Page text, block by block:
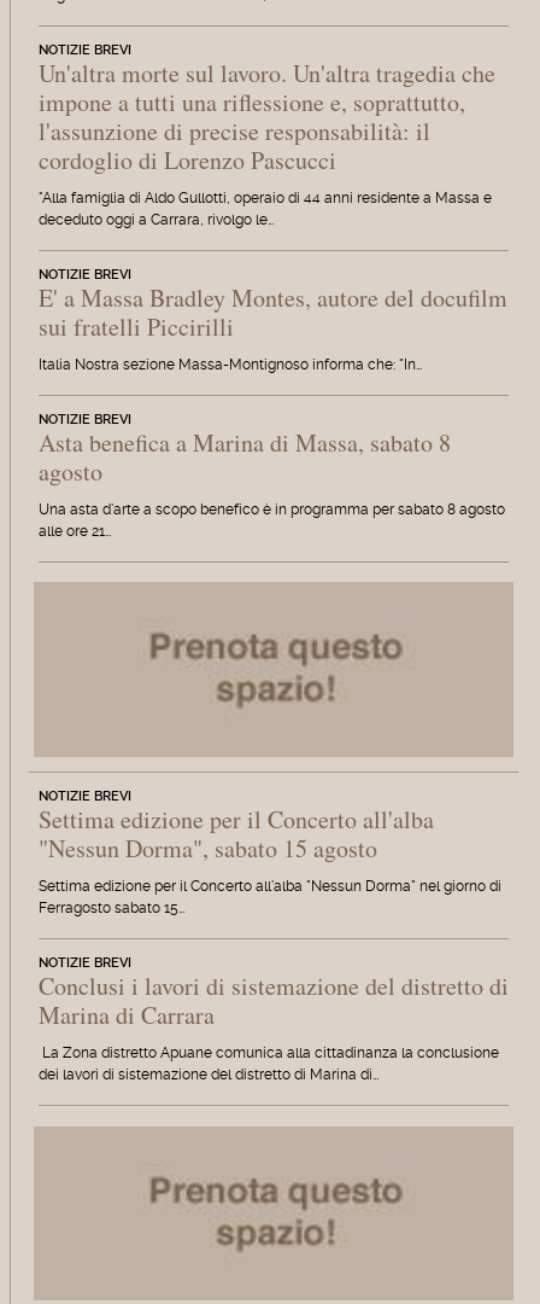
NOTIZIE BREVI
Un'altra morte sul lavoro. Un'altra tragedia che
impone a tutti una riflessione e, soprattutto,
l'assunzione di precise responsabilità: il
cordoglio di Lorenzo Pascucci
"Alla famiglia di Aldo Gullotti, operaio di 44 anni residente a Massa e
deceduto oggi a Carrara, rivolgo le…
NOTIZIE BREVI
E' a Massa Bradley Montes, autore del docufilm
sui fratelli Piccirilli
Italia Nostra sezione Massa-Montignoso informa che: "In…
NOTIZIE BREVI
Asta benefica a Marina di Massa, sabato 8
agosto
Una asta d'arte a scopo benefico è in programma per sabato 8 agosto
alle ore 21…
NOTIZIE BREVI
Settima edizione per il Concerto all'alba
"Nessun Dorma", sabato 15 agosto
Settima edizione per il Concerto all'alba "Nessun Dorma" nel giorno di
Ferragosto sabato 15…
NOTIZIE BREVI
Conclusi i lavori di sistemazione del distretto di
Marina di Carrara
La Zona distretto Apuane comunica alla cittadinanza la conclusione
dei lavori di sistemazione del distretto di Marina di…